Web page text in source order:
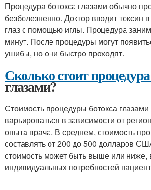
Процедура ботокса глазами обычно
безболезненно. Доктор вводит токсин
глаз с помощью иглы. Процедура
минут. После процедуры могут
ушибы, но они быстро проходят.
Сколько стоит
глазами?
Стоимость процедуры ботокса
варьироваться в зависимости от
опыта врача. В среднем, стоимость
составлять от 200 до 500 долларов
стоимость может быть выше или ниже,
индивидуальных потребностей